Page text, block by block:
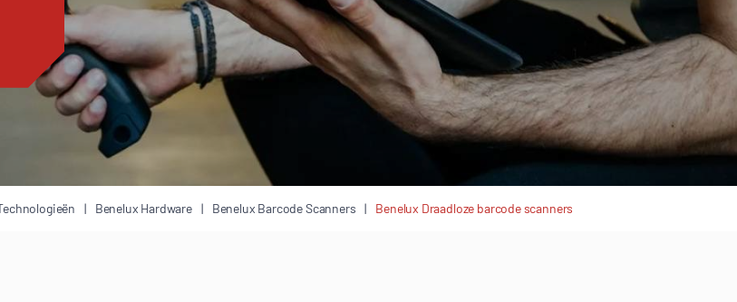
Benelux Hardware Benelux Barcode Scanners Benelux Draadloze barcode scanners